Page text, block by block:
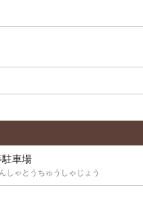
車場
しゃとうちゅうしゃじょう